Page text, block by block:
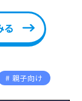
る
親子向け